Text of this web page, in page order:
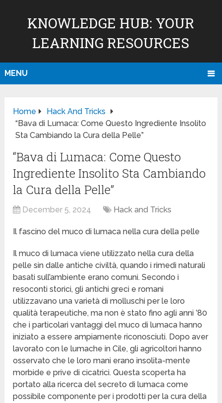
KNOWLEDGE HUB: YOUR
LEARNING RESOURCES
MENU
Home
Hack And Tricks
“Bava di Lumaca: Come Questo Ingrediente Insolito
Sta Cambiando la Cura della Pelle”
“Bava di Lumaca: Come Questo
Ingrediente Insolito Sta Cambiando
la Cura della Pelle”
December 5, 2024 Hack and Tricks
Il fascino del muco di lumaca nella cura della pelle
Il muco di lumaca viene utilizzato nella cura della
pelle sin dalle antiche civiltà, quando i rimedi naturali
basati sull’ambiente erano comuni. Secondo i
resoconti storici, gli antichi greci e romani
utilizzavano una varietà di molluschi per le loro
qualità terapeutiche, ma non è stato fino agli anni ’80
che i particolari vantaggi del muco di lumaca hanno
iniziato a essere ampiamente riconosciuti. Dopo aver
lavorato con le lumache in Cile, gli agricoltori hanno
osservato che le loro mani erano insolita-mente
morbide e prive di cicatrici. Questa scoperta ha
portato alla ricerca del secreto di lumaca come
possibile componente per i prodotti per la cura della